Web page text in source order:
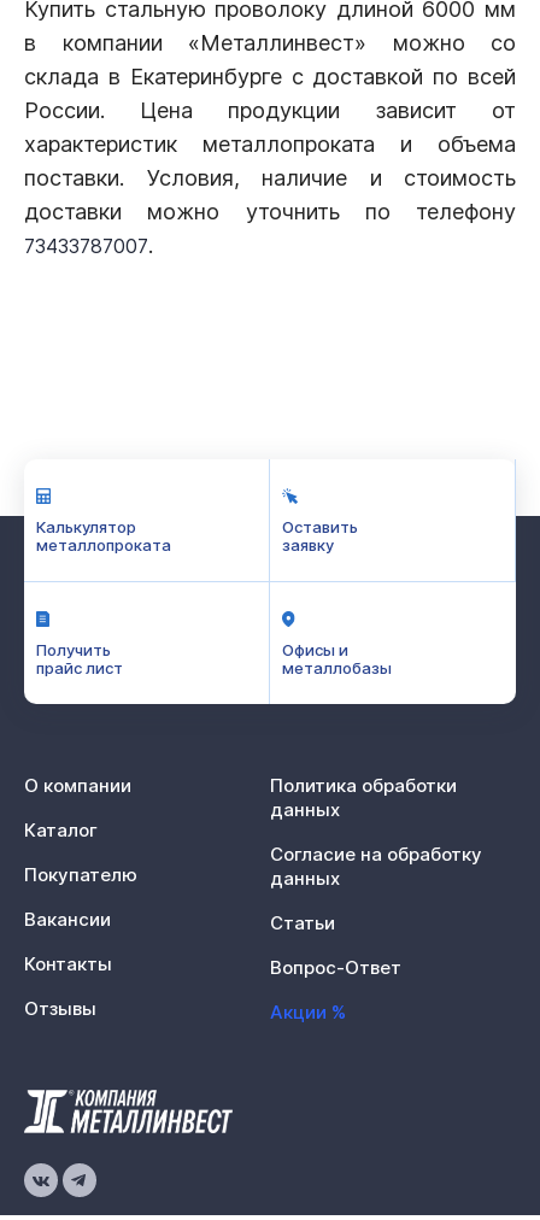
Купить стальную проволоку длиной 6000 мм
в компании «Металлинвест» можно со
склада в Екатеринбурге с доставкой по всей
России. Цена продукции зависит от
характеристик металлопроката и объема
поставки. Условия, наличие и стоимость
доставки можно уточнить по телефону
73433787007.
Калькулятор
металлопроката
Оставить
заявку
Получить
прайс лист
Офисы и
металлобазы
О компании
Каталог
Покупателю
Вакансии
Контакты
Отзывы
Политика обработки
данных
Согласие на обработку
данных
Статьи
Вопрос-Ответ
Акции %